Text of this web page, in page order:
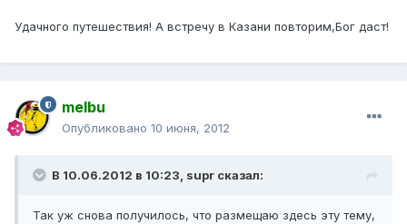
Удачного путешествия! А встречу в Казани повторим,Бог даст!
melbu
Опубликовано 10 июня, 2012
В 10.06.2012 в 10:23, supr сказал:
Так уж снова получилось, что размещаю здесь эту тему,